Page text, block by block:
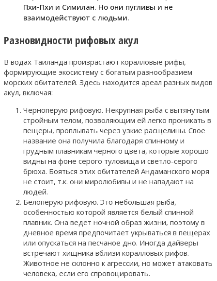
Пхи-Пхи и Симилан. Но они пугливы и не
взаимодействуют с людьми.
Разновидности рифовых акул
В водах Таиланда произрастают коралловые рифы,
формирующие экосистему с богатым разнообразием
морских обитателей. Здесь находится ареал разных видов
акул, включая:
Черноперую рифовую. Некрупная рыба с вытянутым
стройным телом, позволяющим ей легко проникать в
пещеры, проплывать через узкие расщелины. Свое
название она получила благодаря спинному и
грудным плавникам черного цвета, которые хорошо
видны на фоне серого туловища и светло-серого
брюха. Бояться этих обитателей Андаманского моря
не стоит, т.к. они миролюбивы и не нападают на
людей.
Белоперую рифовую. Это небольшая рыба,
особенностью которой является белый спинной
плавник. Она ведет ночной образ жизни, поэтому в
дневное время предпочитает укрываться в пещерах
или опускаться на песчаное дно. Иногда дайверы
встречают хищника вблизи коралловых рифов.
Животное не склонно к агрессии, но может атаковать
человека, если его спровоцировать.